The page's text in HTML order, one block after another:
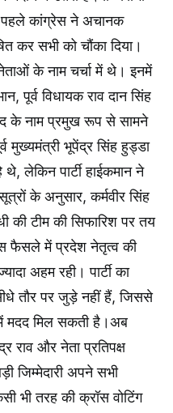
पहले कांग्रेस ने अचानक
कर सभी को चौंका दिया।
के नाम चर्चा में थे। इनमें
पूर्व विधायक राव दान सिंह
के नाम प्रमुख रूप से सामने
मुख्यमंत्री भूपेंद्र सिंह हुड्डा
लेकिन पार्टी हाईकमान ने
के अनुसार, कर्मवीर सिंह
की टीम की सिफारिश पर तय
फैसले में प्रदेश नेतृत्व की
अहम रही। पार्टी का
तौर पर जुड़े नहीं हैं, जिससे
मदद मिल सकती है।अब
राव और नेता प्रतिपक्ष
जिम्मेदारी अपने सभी
भी तरह की क्रॉस वोटिंग